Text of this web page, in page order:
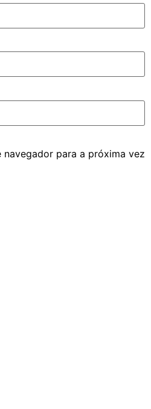
navegador para a próxima vez